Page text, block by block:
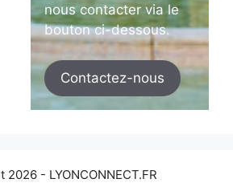
nous contacter via le
bouton ci-dessous.
Contactez-nous
2026 - LYONCONNECT.FR